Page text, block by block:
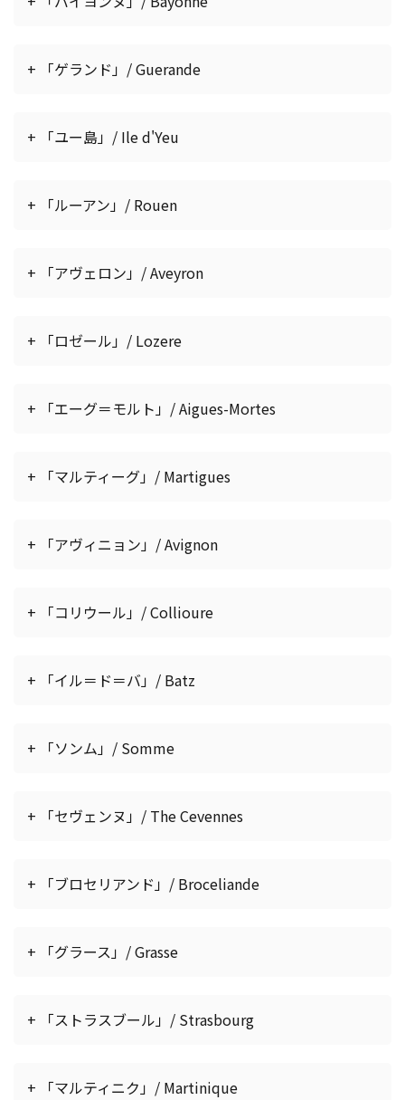
+ 「ゲランド」/ Guerande
+ 「ユー島」/ Ile d'Yeu
+ 「ルーアン」/ Rouen
+ 「アヴェロン」/ Aveyron
+ 「ロゼール」/ Lozere
+ 「エーグ＝モルト」/ Aigues-Mortes
+ 「マルティーグ」/ Martigues
+ 「アヴィニョン」/ Avignon
+ 「コリウール」/ Collioure
+ 「イル＝ド＝バ」/ Batz
+ 「ソンム」/ Somme
+ 「セヴェンヌ」/ The Cevennes
+ 「ブロセリアンド」/ Broceliande
+ 「グラース」/ Grasse
+ 「ストラスブール」/ Strasbourg
+ 「マルティニク」/ Martinique